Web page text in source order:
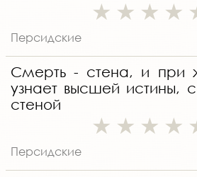
Персидские
Смерть - стена, и при
узнает высшей истины,
стеной
Персидские